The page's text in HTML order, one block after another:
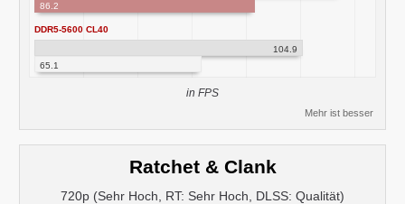
86.2
DDR5-5600 CL40
104.9
65.1
in FPS
Mehr ist besser
Ratchet & Clank
720p (Sehr Hoch, RT: Sehr Hoch, DLSS: Qualität)